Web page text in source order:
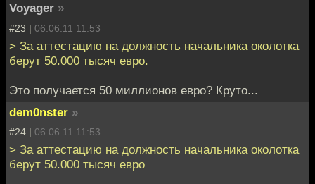
Voyager »
#23 | 06.06.11 11:53
> За аттестацию на должность начальника околотка
берут 50.000 тысяч евро.
Это получается 50 миллионов евро? Круто...
dem0nster »
#24 | 06.06.11 11:53
> За аттестацию на должность начальника околотка
берут 50.000 тысяч евро